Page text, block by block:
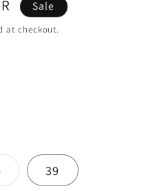
Sale
at checkout.
Variant
sold
39